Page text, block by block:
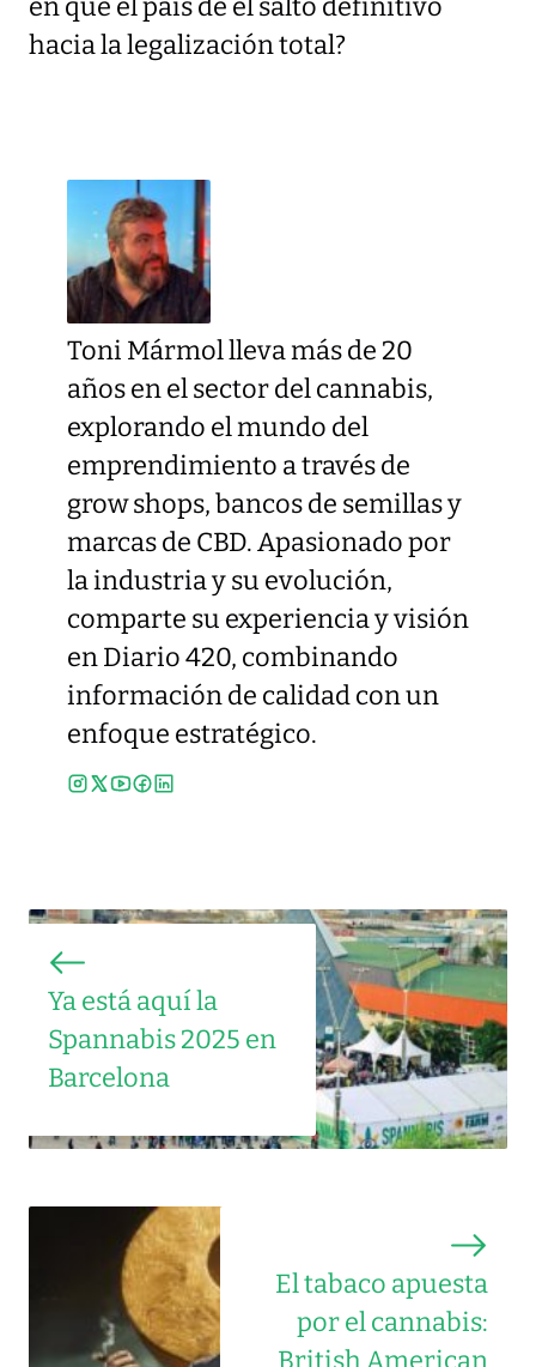
en que el país dé el salto definitivo
hacia la legalización total?
Toni Mármol lleva más de 20
años en el sector del cannabis,
explorando el mundo del
emprendimiento a través de
grow shops, bancos de semillas y
marcas de CBD. Apasionado por
la industria y su evolución,
comparte su experiencia y visión
en Diario 420, combinando
información de calidad con un
enfoque estratégico.
Ya está aquí la
Spannabis 2025 en
Barcelona
El tabaco apuesta
por el cannabis: